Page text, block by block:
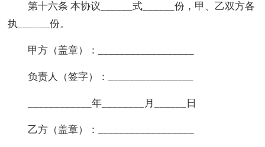
第十六条 本协议______式______份，甲、乙双方各
执______份。
甲方（盖章）：__________________
负责人（签字）：________________
____________年________月______日
乙方（盖章）：__________________